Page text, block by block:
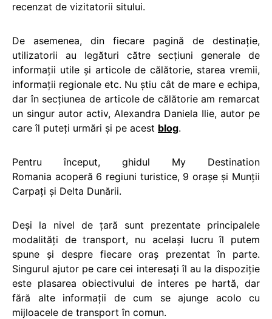
recenzat de vizitatorii sitului.
De asemenea, din fiecare pagină de destinaţie,
utilizatorii au legături către secţiuni generale de
informaţii utile şi articole de călătorie, starea vremii,
informaţii regionale etc. Nu știu cât de mare e echipa,
dar în secțiunea de articole de călătorie am remarcat
un singur autor activ, Alexandra Daniela Ilie, autor pe
care îl puteți urmări și pe acest blog.
Pentru început, ghidul My Destination
Romania acoperă 6 regiuni turistice, 9 oraşe şi Munţii
Carpaţi şi Delta Dunării.
Deşi la nivel de ţară sunt prezentate principalele
modalităţi de transport, nu acelaşi lucru îl putem
spune şi despre fiecare oraş prezentat în parte.
Singurul ajutor pe care cei interesaţi îl au la dispoziţie
este plasarea obiectivului de interes pe hartă, dar
fără alte informaţii de cum se ajunge acolo cu
mijloacele de transport în comun.